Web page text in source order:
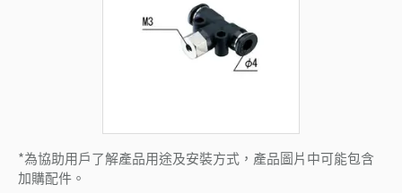
*為協助用戶了解產品用途及安裝方式，產品圖片中可能包含
加購配件。